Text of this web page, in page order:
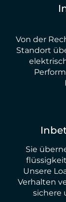
Von der
Standort
Sie
Unsere
Verhalten
sichere